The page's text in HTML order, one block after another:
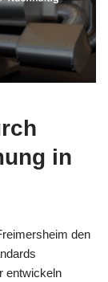
in
den
entwickeln